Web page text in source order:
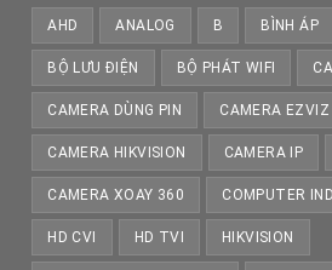
AHD ANALOG B BÌNH ÁP
BỘ LƯU ĐIỆN BỘ PHÁT WIFI
CAMERA DÙNG PIN CAMERA EZVIZ
CAMERA HIKVISION CAMERA IP
CAMERA XOAY 360 COMPUTER
HD CVI HD TVI HIKVISION